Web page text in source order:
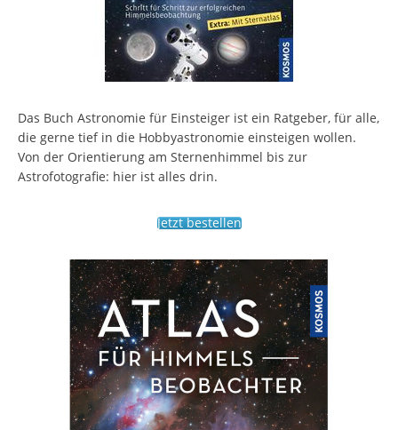
Das Buch Astronomie für Einsteiger ist ein Ratgeber, für alle,
die gerne tief in die Hobbyastronomie einsteigen wollen.
Von der Orientierung am Sternenhimmel bis zur
Astrofotografie: hier ist alles drin.
Jetzt bestellen